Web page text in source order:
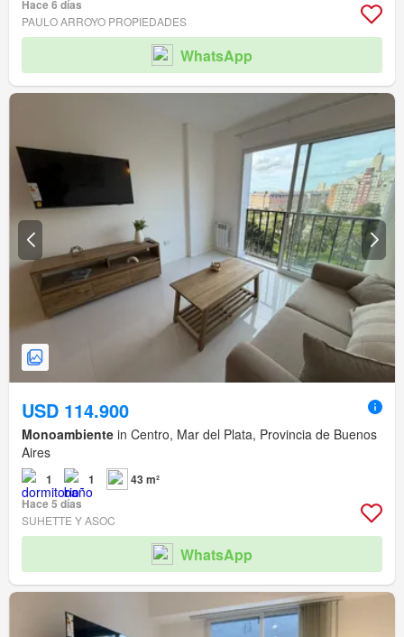
Hace 6 días
PAULO ARROYO PROPIEDADES
WhatsApp
USD 114.900
Monoambiente in Centro, Mar del Plata, Provincia de Buenos
Aires
1 1
43 m²
Hace 5 días
SUHETTE Y ASOC
WhatsApp